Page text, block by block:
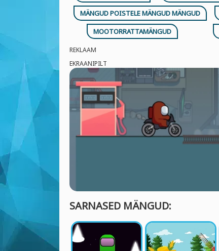
MÄNGUD POISTELE MÄNGUD MÄNGUD
MOOTORRATTAMÄNGUD
REKLAAM
EKRAANIPILT
SARNASED MÄNGUD: